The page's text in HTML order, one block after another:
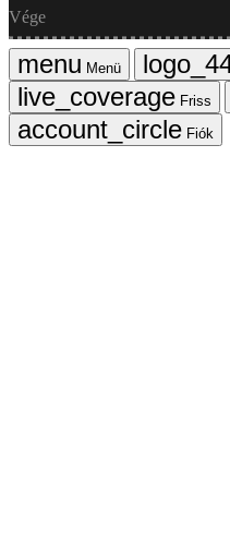
Vége
Menü
Friss
Fiók